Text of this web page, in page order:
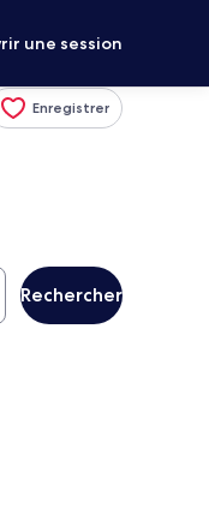
une session
Enregistrer
Rechercher